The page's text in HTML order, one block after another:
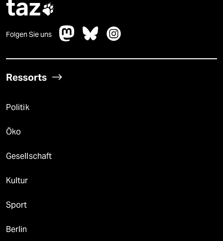
taz
Folgen Sie uns
Ressorts
Politik
Öko
Gesellschaft
Kultur
Sport
Berlin